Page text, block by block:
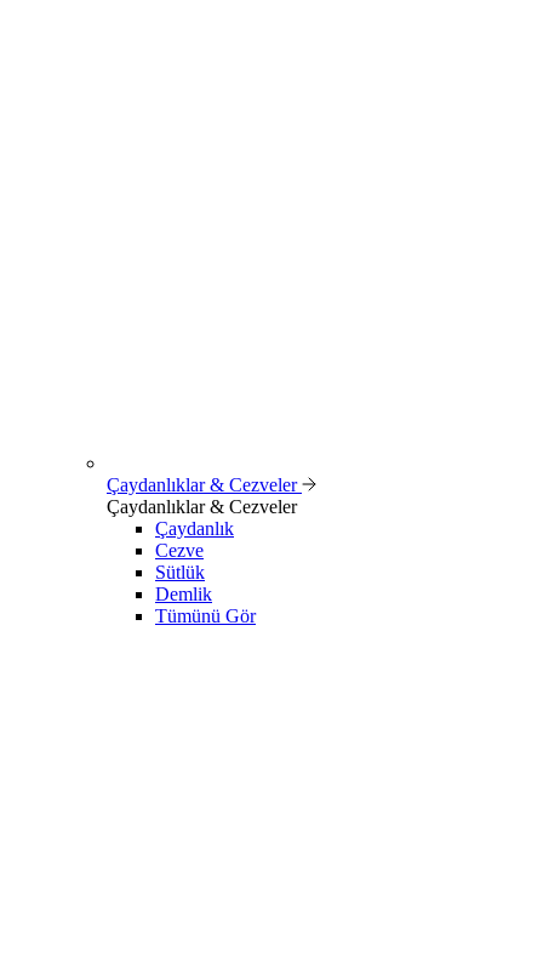
Çaydanlıklar & Cezveler
Çaydanlıklar & Cezveler
Çaydanlık
Cezve
Sütlük
Demlik
Tümünü Gör